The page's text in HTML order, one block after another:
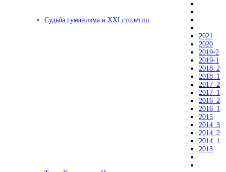
Судьба гуманизма в XXI столетии
2021
2020
2019-2
2019-1
2018_2
2018_1
2017_2
2017_1
2016_2
2016_1
2015
2014_3
2014_2
2014_1
2013